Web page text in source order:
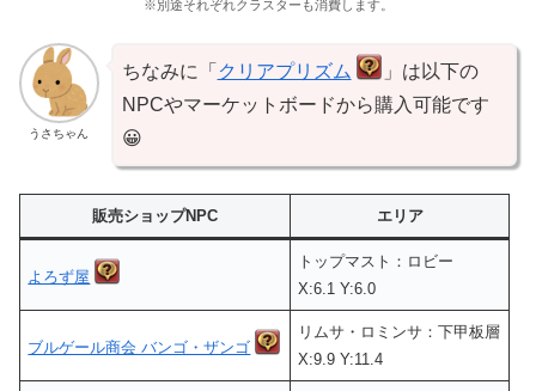
※別途それぞれクラスターも消費します。
うさちゃん
ちなみに「 クリアプリズム
」は以下の
NPCやマーケットボードから購入可能です
😀
販売ショップNPC エリア
よろず屋
トップマスト：ロビー
X:6.1 Y:6.0
ブルゲール商会 バンゴ・ザンゴ
リムサ・ロミンサ：下甲板層
X:9.9 Y:11.4